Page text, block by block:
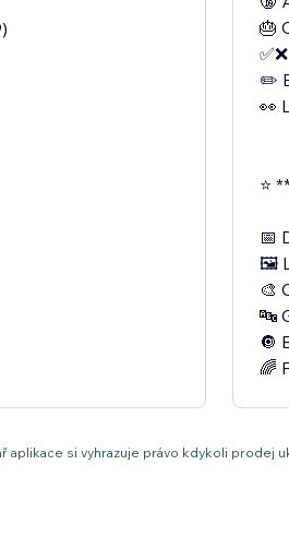
🎂
✏️
👀
⭐
📅
🖼️
🎨
🔤
🔘
aplikace si vyhrazuje právo kdykoli